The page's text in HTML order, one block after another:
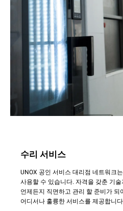
수리 서비스
UNOX 공인 서비스 대리점 네트워크
사용할 수 있습니다. 자격을 갖춘 기
언제든지 직면하고 관리 할 준비가 되
어디서나 훌륭한 서비스를 제공합니